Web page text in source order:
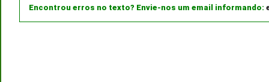
Encontrou erros no texto? Envie-nos um email informando: